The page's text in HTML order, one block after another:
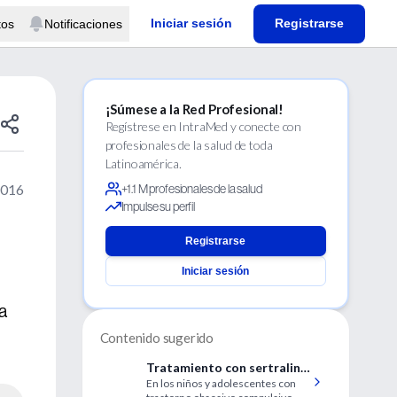
Notificaciones Iniciar sesión Registrarse
¡Súmese a la Red Profesional!
Regístrese en IntraMed y conecte con
profesionales de la salud de toda
Latinoamérica.
+1.1 M profesionales de la salud
Impulse su perfil
Registrarse
Iniciar sesión
Contenido sugerido
Tratamiento con sertralina
en niños y adolescentes con
En los niños y adolescentes con